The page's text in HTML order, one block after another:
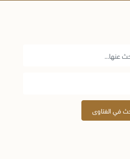
في الفتاوى